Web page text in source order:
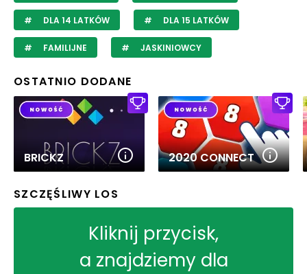
DLA 14 LATKÓW DLA 15 LATKÓW
FAMILIJNE JASKINIOWCY
OSTATNIO DODANE
BRICKZ 2020 CONNECT
SZCZĘŚLIWY LOS
Kliknij przycisk,
a znajdziemy dla